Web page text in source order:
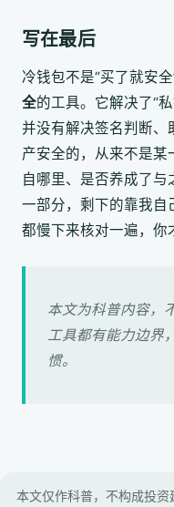
写在最后
冷钱包不是“买了就安
全的工具。它解决了“
并没有解决签名判断、
产安全的，从来不是某
自哪里、是否养成了与
一部分，剩下的靠我自
都慢下来核对一遍，你
本文为科普内容，
工具都有能力边界
惯。
本文仅作科普，不构成投